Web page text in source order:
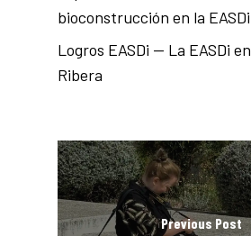
bioconstrucción en la
Logros EASDi — La EASDi
Ribera
Previous Post